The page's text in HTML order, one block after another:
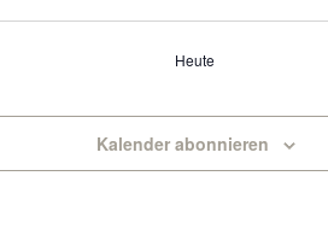
Heute
Kalender abonnieren